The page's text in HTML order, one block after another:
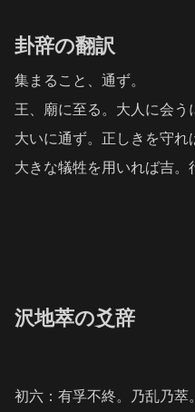
卦辞の翻訳
集まること、通ず。
王、廟に至る。大人に会う
大いに通ず。正しきを守れ
大きな犠牲を用いれば吉。
沢地萃の爻辞
初六：有孚不終。乃乱乃